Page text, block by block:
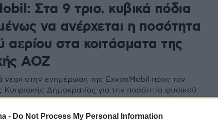
- Do Not Process My Personal Information
Στα 9 τρισ. κυβικά πόδια
να ανέρχεται η ποσότητα
αερίου στα κοιτάσματα της
ΑΟΖ
νέα» στην ενημέρωση της ExxonMobil προς τον
Δημοκρατίας για την ποσότητα φυσικού
«Πήγασος» και «Γλαύκος» της κυπριακής